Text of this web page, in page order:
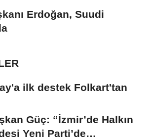
Erdoğan, Suudi
ilk destek Folkart'tan
Güç: “İzmir’de Halkın
Yeni Parti’de